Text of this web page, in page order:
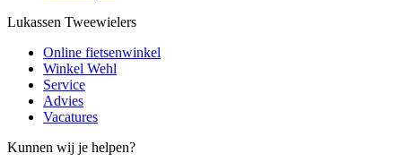
Lukassen Tweewielers
Online fietsenwinkel
Winkel Wehl
Service
Advies
Vacatures
Kunnen wij je helpen?